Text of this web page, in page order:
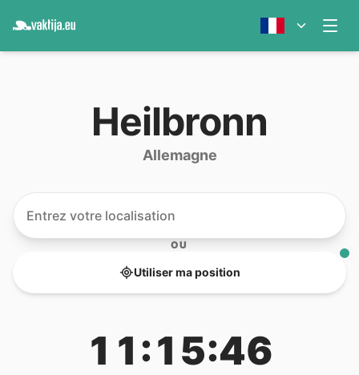
Heilbronn
Allemagne
OU
Utiliser ma position
11:15:46